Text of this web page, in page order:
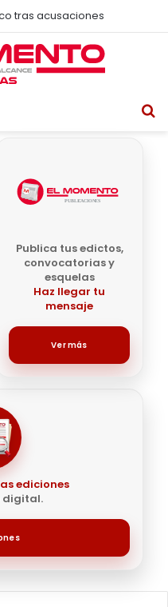
ediciones
digital.
Publica tus edictos,
convocatorias y
esquelas
Haz llegar tu
mensaje
Ver más